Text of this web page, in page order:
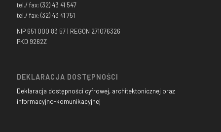
tel./ fax: (32) 43 41 547
tel./ fax: (32) 43 41 751
NIP 651 000 83 57 | REGON 271076326
PKD 9262Z
DEKLARACJA DOSTĘPNOŚCI
Deklaracja dostępności cyfrowej, architektonicznej oraz
informacyjno-komunikacyjnej